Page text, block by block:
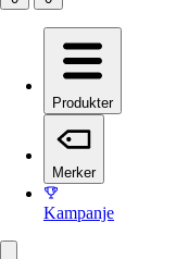
Produkter
Merker
Kampanje